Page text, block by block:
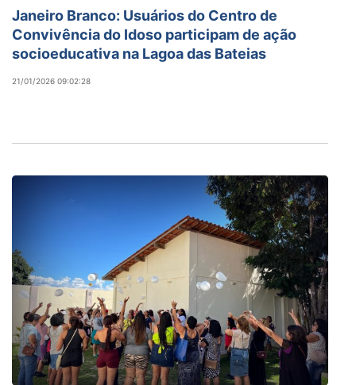
Janeiro Branco: Usuários do Centro de
Convivência do Idoso participam de ação
socioeducativa na Lagoa das Bateias
21/01/2026 09:02:28